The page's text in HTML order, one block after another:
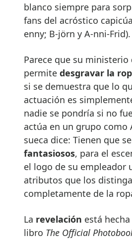
blanco siempre para
fans del acróstico
enny; B-jörn y A-nni-Frid).
Parece que su ministerio
permite desgravar la
si se demuestra que lo
actuación es
nadie se pondría si no
actúa en un grupo como
sueca dice: Tienen que
fantasiosos, para el
el logo de su empleador
atributos que los
completamente de la
La revelación está
libro The Official